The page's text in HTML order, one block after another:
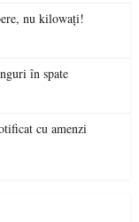
nu kilowați!
românii o duc singuri în spate
cu amenzi